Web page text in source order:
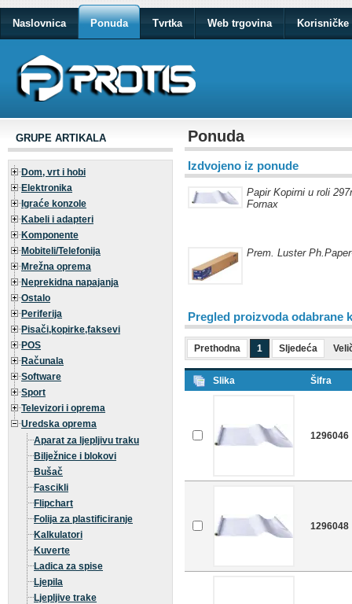
Naslovnica Ponuda Tvrtka Web trgovina Korisničke
GRUPE ARTIKALA
Dom, vrt i hobi
Elektronika
Igraće konzole
Kabeli i adapteri
Komponente
Mobiteli/Telefonija
Mrežna oprema
Neprekidna napajanja
Ostalo
Periferija
Pisači,kopirke,faksevi
POS
Računala
Software
Sport
Televizori i oprema
Uredska oprema
Aparat za ljepljivu traku
Bilježnice i blokovi
Bušač
Fascikli
Flipchart
Folija za plastificiranje
Kalkulatori
Kuverte
Ladica za spise
Ljepila
Ljepljive trake
Ponuda
Izdvojeno iz ponude
Papir Kopirni u roli
Fornax
Prem. Luster
Pregled proizvoda odabrane
Prethodna 1 Sljedeća
Slika Šifra
1296046
1296048